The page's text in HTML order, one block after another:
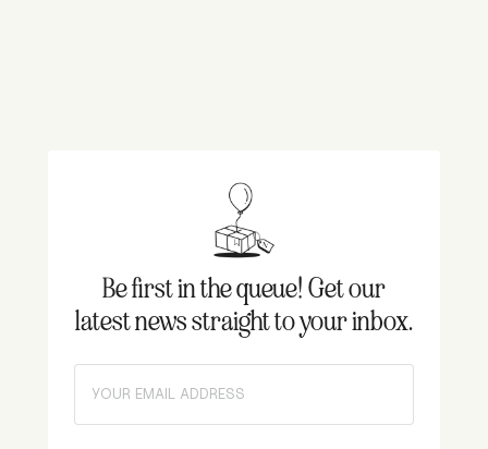
Be first in the queue! Get our
latest news straight to your inbox.